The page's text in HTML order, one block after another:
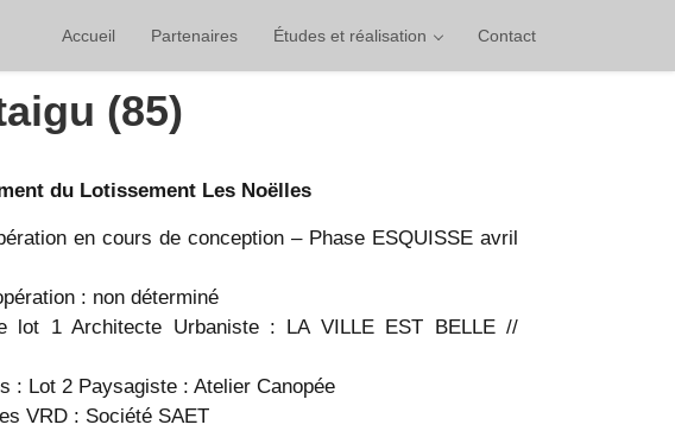
Accueil Partenaires Études et réalisation Contact
(85)
du Lotissement Les Noëlles
en cours de conception – Phase ESQUISSE avril
: non déterminé
lot 1 Architecte Urbaniste : LA VILLE EST BELLE //
: Lot 2 Paysagiste : Atelier Canopée
VRD : Société SAET